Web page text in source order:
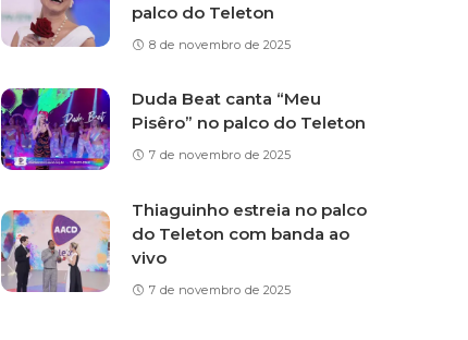
palco do Teleton
8 de novembro de 2025
Duda Beat canta “Meu
Pisêro” no palco do Teleton
7 de novembro de 2025
Thiaguinho estreia no palco
do Teleton com banda ao
vivo
7 de novembro de 2025